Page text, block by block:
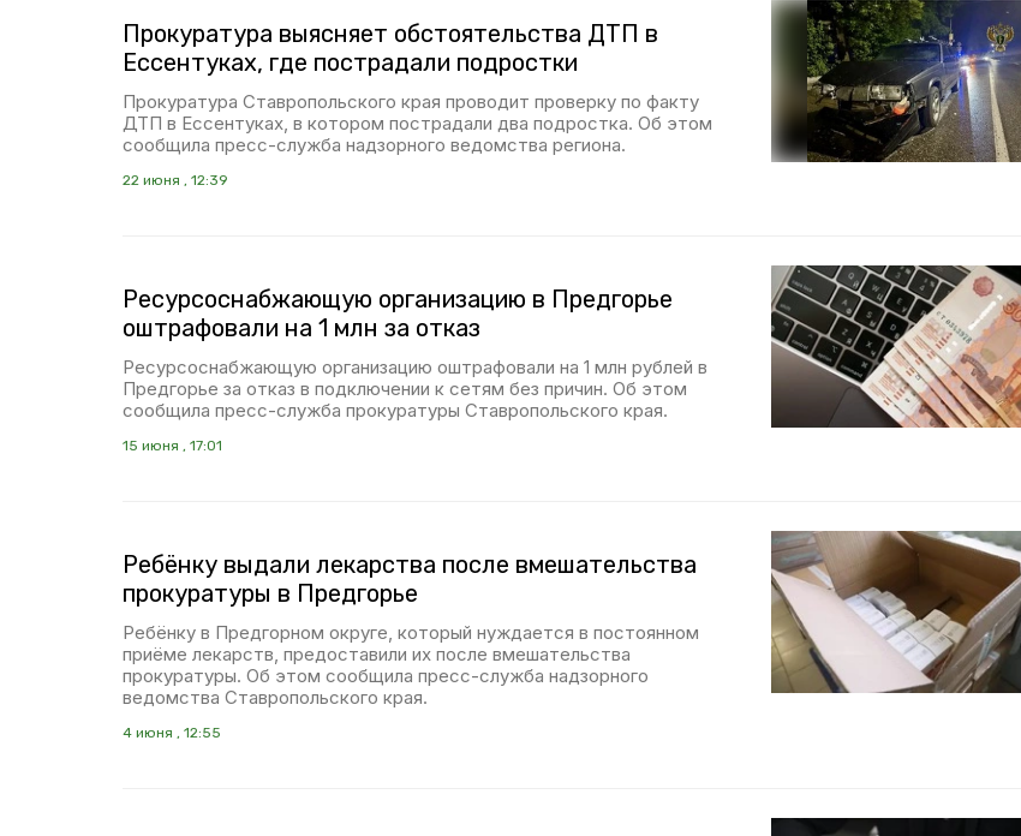
Прокуратура выясняет обстоятельства ДТП в
Ессентуках, где пострадали подростки
Прокуратура Ставропольского края проводит проверку по факту
ДТП в Ессентуках, в котором пострадали два подростка. Об этом
сообщила пресс-служба надзорного ведомства региона.
22 июня , 12:39
Ресурсоснабжающую организацию в Предгорье
оштрафовали на 1 млн за отказ
Ресурсоснабжающую организацию оштрафовали на 1 млн рублей в
Предгорье за отказ в подключении к сетям без причин. Об этом
сообщила пресс-служба прокуратуры Ставропольского края.
15 июня , 17:01
Ребёнку выдали лекарства после вмешательства
прокуратуры в Предгорье
Ребёнку в Предгорном округе, который нуждается в постоянном
приёме лекарств, предоставили их после вмешательства
прокуратуры. Об этом сообщила пресс-служба надзорного
ведомства Ставропольского края.
4 июня , 12:55